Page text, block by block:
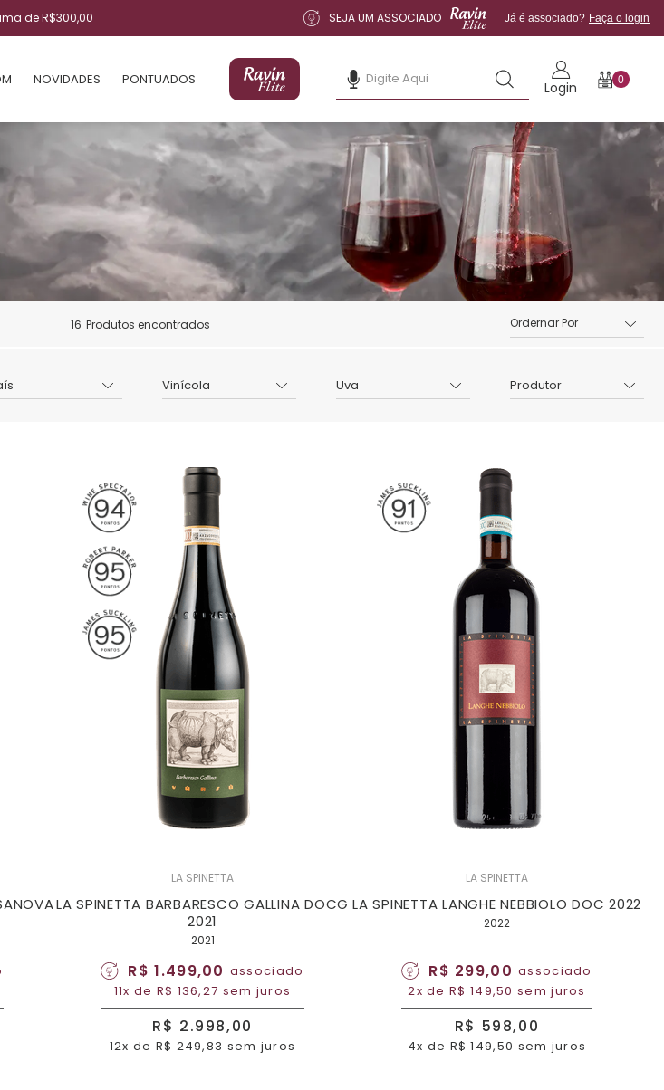
de R$300,00 SEJA UM ASSOCIADO Já é associado? Faça o login
NOVIDADES PONTUADOS Login 0
16 Produtos encontrados
Vinícola Uva Produtor
LA SPINETTA
LA SPINETTA BARBARESCO GALLINA DOCG
2021
2021
R$ 1.499,00 associado
11x de R$ 136,27 sem juros
R$ 2.998,00
12x de R$ 249,83 sem juros
LA SPINETTA
LA SPINETTA LANGHE NEBBIOLO DOC 2022
2022
R$ 299,00 associado
2x de R$ 149,50 sem juros
R$ 598,00
4x de R$ 149,50 sem juros